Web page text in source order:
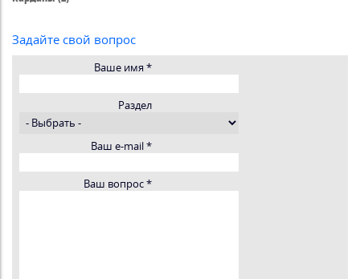
Задайте свой вопрос
Ваше имя *
Раздел
Ваш e-mail*
Ваш вопрос*